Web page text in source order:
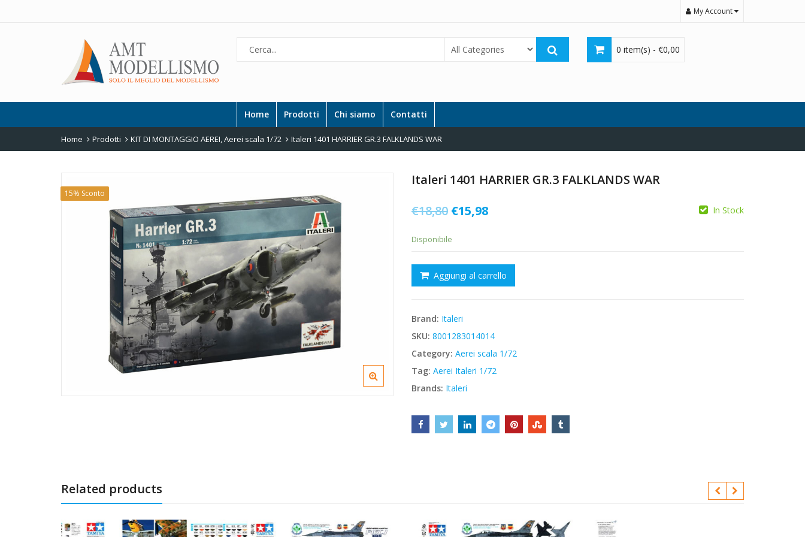
My Account
0 item(s) - €0,00
Home Prodotti Chi siamo Contatti
Home Prodotti KIT DI MONTAGGIO AEREI,Aerei scala 1/72 Italeri 1401 HARRIER GR.3 FALKLANDS WAR
15% Sconto
Italeri 1401 HARRIER GR.3 FALKLANDS WAR
€18,80 Il
era:
€18,80.
€15,98Il
è:
€15,98.
In Stock
Disponibile
Aggiungi al carrello
Brand: Italeri
SKU: 8001283014014
Category: Aerei scala 1/72
Tag: Aerei Italeri 1/72
Brands: Italeri
Related products